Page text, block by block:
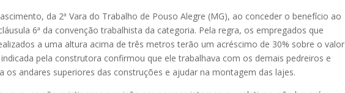
da 2ª Vara do Trabalho de Pouso Alegre (MG), ao conceder o benefício ao
6ª da convenção trabalhista da categoria. Pela regra, os empregados que
a uma altura acima de três metros terão um acréscimo de 30% sobre o valor
pela construtora confirmou que ele trabalhava com os demais pedreiros e
os andares superiores das construções e ajudar na montagem das lajes.